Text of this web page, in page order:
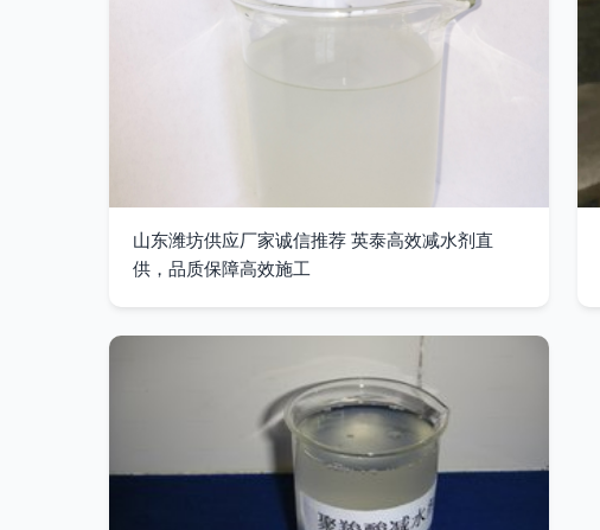
山东潍坊供应厂家诚信推荐 英泰高效减水剂直
供，品质保障高效施工